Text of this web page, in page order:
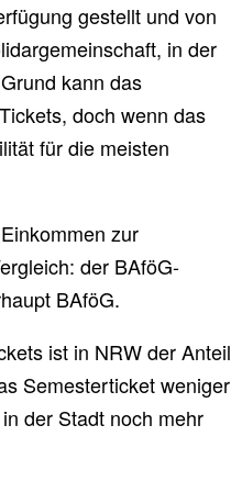
gestellt und von
in der
kann das
doch wenn das
für die meisten
zur
der BAföG-
BAföG.
ist in NRW der Anteil
Semesterticket weniger
der Stadt noch mehr